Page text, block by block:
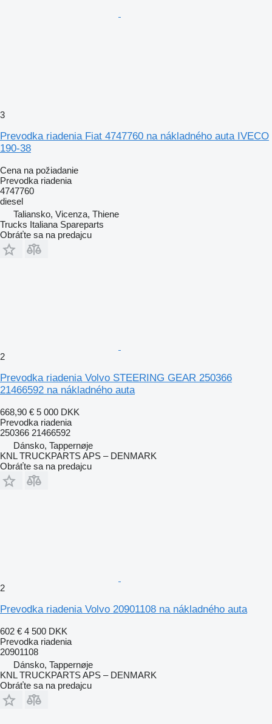
3
Prevodka riadenia Fiat 4747760 na nákladného auta IVECO
190-38
Cena na požiadanie
Prevodka riadenia
4747760
diesel
Taliansko, Vicenza, Thiene
Trucks Italiana Spareparts
Obráťte sa na predajcu
2
Prevodka riadenia Volvo STEERING GEAR 250366
21466592 na nákladného auta
668,90 € 5 000 DKK
Prevodka riadenia
250366 21466592
Dánsko, Tappernøje
KNL TRUCKPARTS APS – DENMARK
Obráťte sa na predajcu
2
Prevodka riadenia Volvo 20901108 na nákladného auta
602 € 4 500 DKK
Prevodka riadenia
20901108
Dánsko, Tappernøje
KNL TRUCKPARTS APS – DENMARK
Obráťte sa na predajcu